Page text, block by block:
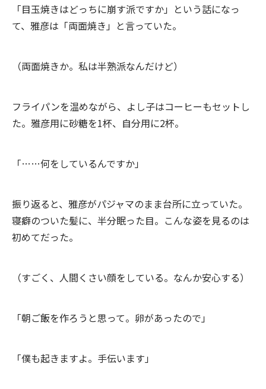
「目玉焼きはどっちに崩す派ですか」という話になっ
て、雅彦は「両面焼き」と言っていた。
（両面焼きか。私は半熟派なんだけど）
フライパンを温めながら、よし子はコーヒーもセットし
た。雅彦用に砂糖を1杯、自分用に2杯。
「……何をしているんですか」
振り返ると、雅彦がパジャマのまま台所に立っていた。
寝癖のついた髪に、半分眠った目。こんな姿を見るのは
初めてだった。
（すごく、人間くさい顔をしている。なんか安心する）
「朝ご飯を作ろうと思って。卵があったので」
「僕も起きますよ。手伝います」